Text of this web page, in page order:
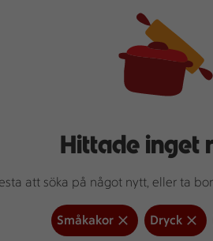
Hittade inget
att söka på något nytt, eller ta
Småkakor Dryck